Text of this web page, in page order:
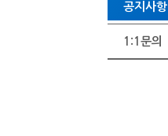
공지사항
1:1문의